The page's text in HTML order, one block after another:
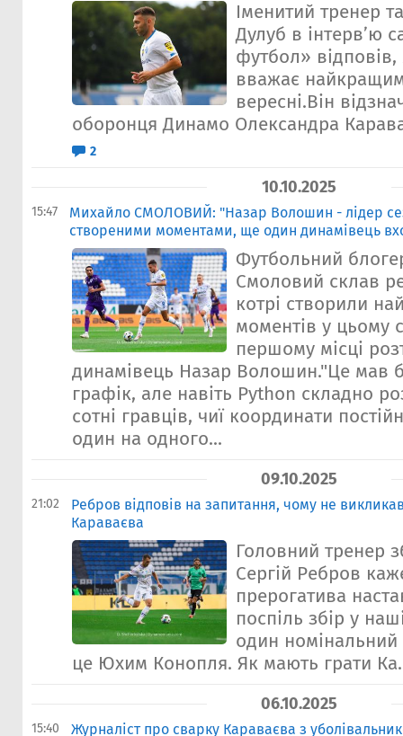
Іменитий тренер
Дулуб в інтерв’ю
футбол»
вважає
вересні.Він
оборонця Динамо Олександра
2
10.10.2025
15:47
Михайло СМОЛОВИЙ: "Назар Волошин - лідер
створеними моментами, ще один динамівець
Футбольний
Смоловий склав
котрі створили
моментів у цьому
першому місці
динамівець Назар Волошин."Це мав
графік, але навіть Python складно
сотні гравців, чиї координати
один на одного...
09.10.2025
21:02
Ребров відповів на запитання, чому не
Караваєва
Головний тренер
Сергій Ребров
прерогатива
поспіль збір у
один
це Юхим Конопля. Як мають грати
06.10.2025
15:40 Журналіст про сварку Караваєва з